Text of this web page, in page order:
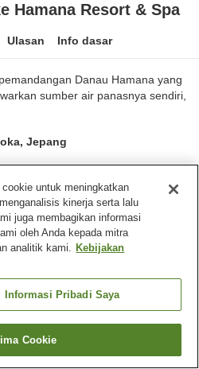
Hamana Resort & Spa
Ulasan Info dasar
Danau Hamana yang
sumber air panasnya sendiri,
Jepang
3,579
Sauna
Kota Hamamatsu
& Spa
kamar
untuk meningkatkan
kinerja serta lalu
juga membagikan informasi
oleh Anda kepada mitra
analitik kami. Kebijakan
Informasi Pribadi Saya
Cookie